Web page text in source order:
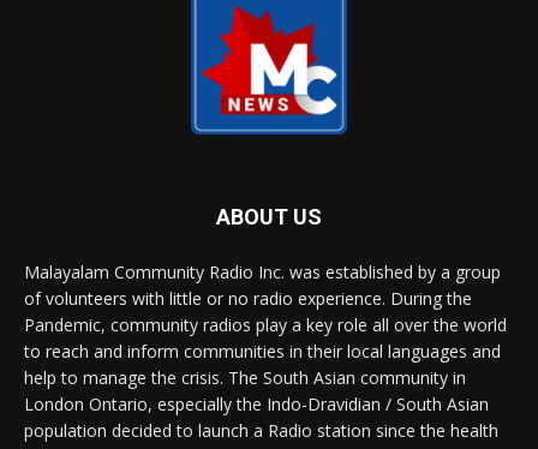
ABOUT US
Malayalam Community Radio Inc. was established by a group
of volunteers with little or no radio experience. During the
Pandemic, community radios play a key role all over the world
to reach and inform communities in their local languages and
help to manage the crisis. The South Asian community in
London Ontario, especially the Indo-Dravidian / South Asian
population decided to launch a Radio station since the health